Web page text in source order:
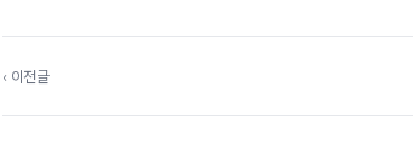
‹ 이전글